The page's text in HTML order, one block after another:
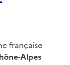
française
Alpes